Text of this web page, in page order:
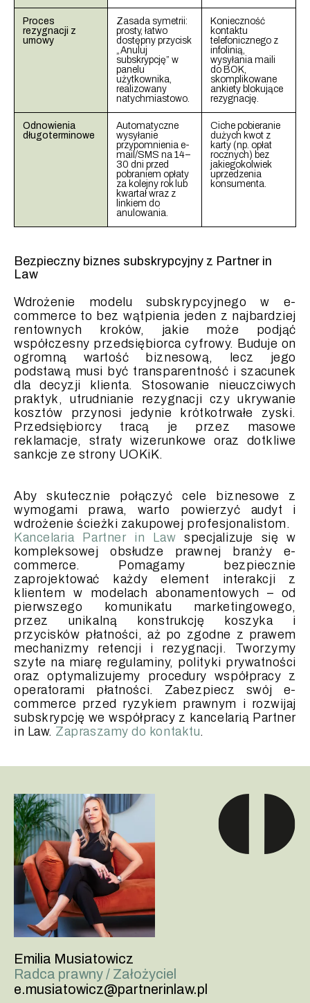
Proces
rezygnacji z
umowy
Zasada symetrii:
prosty, łatwo
dostępny przycisk
„Anuluj
subskrypcję” w
panelu
użytkownika,
realizowany
natychmiastowo.
Konieczność
kontaktu
telefonicznego z
infolinią,
wysyłania maili
do BOK,
skomplikowane
ankiety blokujące
rezygnację.
Odnowienia
długoterminowe
Automatyczne
wysyłanie
przypomnienia e-
mail/SMS na 14–
30 dni przed
pobraniem opłaty
za kolejny rok lub
kwartał wraz z
linkiem do
anulowania.
Ciche pobieranie
dużych kwot z
karty (np. opłat
rocznych) bez
jakiegokolwiek
uprzedzenia
konsumenta.
Bezpieczny biznes subskrypcyjny z Partner in
Law
Wdrożenie modelu subskrypcyjnego w e-
commerce to bez wątpienia jeden z najbardziej
rentownych kroków, jakie może podjąć
współczesny przedsiębiorca cyfrowy. Buduje on
ogromną wartość biznesową, lecz jego
podstawą musi być transparentność i szacunek
dla decyzji klienta. Stosowanie nieuczciwych
praktyk, utrudnianie rezygnacji czy ukrywanie
kosztów przynosi jedynie krótkotrwałe zyski.
Przedsiębiorcy tracą je przez masowe
reklamacje, straty wizerunkowe oraz dotkliwe
sankcje ze strony UOKiK.
Aby skutecznie połączyć cele biznesowe z
wymogami prawa, warto powierzyć audyt i
wdrożenie ścieżki zakupowej profesjonalistom.
Kancelaria Partner in Law specjalizuje się w
kompleksowej obsłudze prawnej branży e-
commerce. Pomagamy bezpiecznie
zaprojektować każdy element interakcji z
klientem w modelach abonamentowych – od
pierwszego komunikatu marketingowego,
przez unikalną konstrukcję koszyka i
przycisków płatności, aż po zgodne z prawem
mechanizmy retencji i rezygnacji. Tworzymy
szyte na miarę regulaminy, polityki prywatności
oraz optymalizujemy procedury współpracy z
operatorami płatności. Zabezpiecz swój e-
commerce przed ryzykiem prawnym i rozwijaj
subskrypcję we współpracy z kancelarią Partner
in Law. Zapraszamy do kontaktu.
Emilia Musiatowicz
Radca prawny / Założyciel
e.musiatowicz@partnerinlaw.pl